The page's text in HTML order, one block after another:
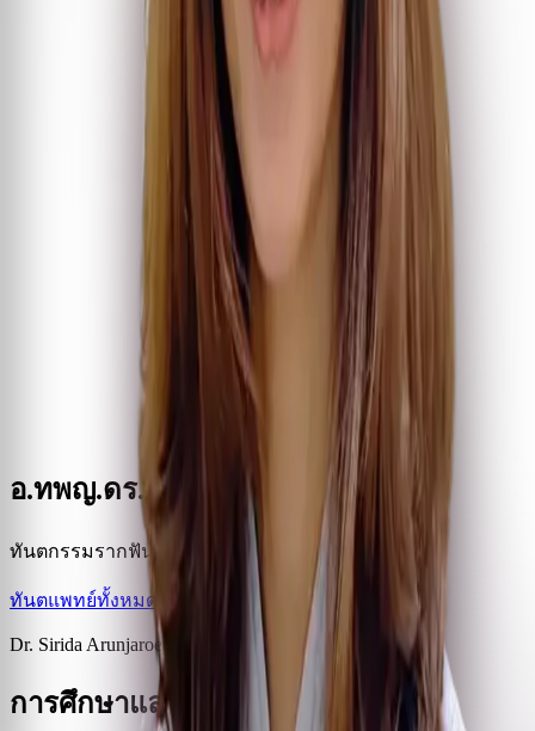
อ.ทพญ.ดร. สิริดา อรุณเจริญสุข
ทันตกรรมรากฟันเทียมและศัลยศาสตร์ช่องปาก
ทันตแพทย์ทั้งหมด
Dr. Sirida Arunjaroensuk
การศึกษาและวุฒิบัตร